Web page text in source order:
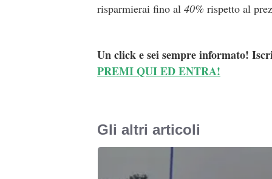
risparmierai fino al 40% rispetto al
Un click e sei sempre informato!
PREMI QUI ED ENTRA!
Gli altri articoli